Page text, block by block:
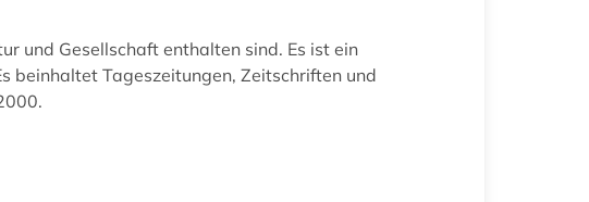
und Gesellschaft enthalten sind. Es ist ein
beinhaltet Tageszeitungen, Zeitschriften und